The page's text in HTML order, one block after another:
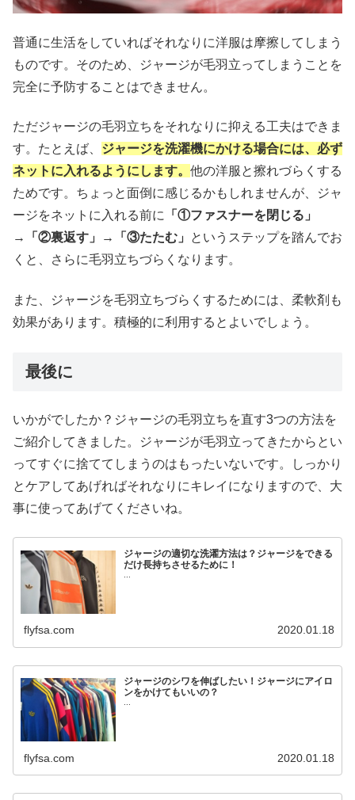
普通に生活をしていればそれなりに洋服は摩擦してしまう
ものです。そのため、ジャージが毛羽立ってしまうことを
完全に予防することはできません。
ただジャージの毛羽立ちをそれなりに抑える工夫はできま
す。たとえば、 ジャージを洗濯機にかける場合には、必ず
ネットに入れるようにします。 他の洋服と擦れづらくする
ためです。ちょっと面倒に感じるかもしれませんが、ジャ
ージをネットに入れる前に
「①ファスナーを閉じる」
→「②裏返す」→「③たたむ」
というステップを踏んでお
くと、さらに毛羽立ちづらくなります。
また、ジャージを毛羽立ちづらくするためには、柔軟剤も
効果があります。積極的に利用するとよいでしょう。
最後に
いかがでしたか？ジャージの毛羽立ちを直す3つの方法を
ご紹介してきました。ジャージが毛羽立ってきたからとい
ってすぐに捨ててしまうのはもったいないです。しっかり
とケアしてあげればそれなりにキレイになりますので、大
事に使ってあげてくださいね。
ジャージの適切な洗濯方法は？ジャージをできる
だけ長持ちさせるために！
flyfsa.com 2020.01.18
ジャージのシワを伸ばしたい！ジャージにアイロ
ンをかけてもいいの？
...
flyfsa.com 2020.01.18